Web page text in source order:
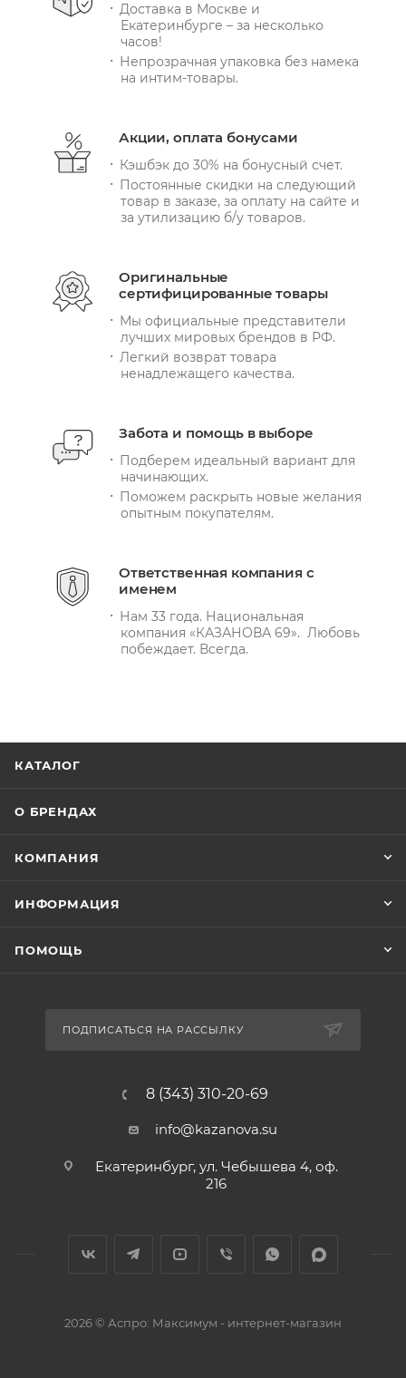
Доставка в Москве и
Екатеринбурге – за несколько
часов!
Непрозрачная упаковка без намека
на интим-товары.
Акции, оплата бонусами
Кэшбэк до 30% на бонусный счет.
Постоянные скидки на следующий
товар в заказе, за оплату на сайте и
за утилизацию б/у товаров.
Оригинальные
сертифицированные товары
Мы официальные представители
лучших мировых брендов в РФ.
Легкий возврат товара
ненадлежащего качества.
Забота и помощь в выборе
Подберем идеальный вариант для
начинающих.
Поможем раскрыть новые желания
опытным покупателям.
Ответственная компания с
именем
Нам 33 года. Национальная
компания «КАЗАНОВА 69». Любовь
побеждает. Всегда.
КАТАЛОГ
О БРЕНДАХ
КОМПАНИЯ
ИНФОРМАЦИЯ
ПОМОЩЬ
ПОДПИСАТЬСЯ НА РАССЫЛКУ
8 (343) 310-20-69
info@kazanova.su
Екатеринбург, ул. Чебышева 4, оф.
216
2026 © Аспро: Максимум - интернет-магазин